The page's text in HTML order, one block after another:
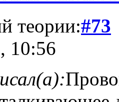
теории:#73
10:56